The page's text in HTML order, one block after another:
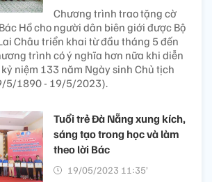
Chương trình trao tặng cờ
Hồ cho người dân biên giới được Bộ
Châu triển khai từ đầu tháng 5 đến
trình có ý nghĩa hơn nữa khi diễn
niệm 133 năm Ngày sinh Chủ tịch
5/1890 - 19/5/2023).
Tuổi trẻ Đà Nẵng xung kích,
sáng tạo trong học và làm
theo lời Bác
19/05/2023 11:35’